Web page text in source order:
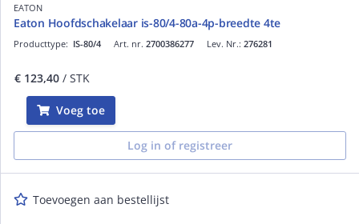
EATON
Eaton Hoofdschakelaar is-80/4-80a-4p-breedte 4te
Art. nr. 2700386277
Producttype: IS-80/4 Lev. Nr.: 276281
€ 123,40 / STK
Voeg toe
Log in of registreer
Toevoegen aan bestellijst